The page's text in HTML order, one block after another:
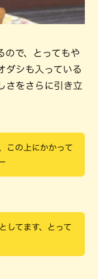
ので、とってもや
ダシも入っている
さをさらに引き立
この上にかかって
してます、とって